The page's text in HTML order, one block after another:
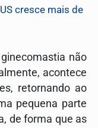
cresce mais de
não
acontece
retornando ao
pequena parte
de forma que as